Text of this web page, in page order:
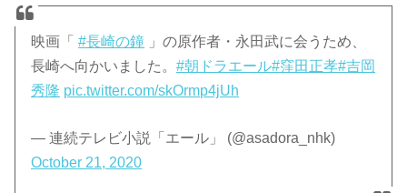
映画「#長崎の鐘 」の原作者・永田武に会うため、
長崎へ向かいました。#朝ドラエール#窪田正孝#吉岡
秀隆 pic.twitter.com/skOrmp4jUh
— 連続テレビ小説「エール」 (@asadora_nhk)
October 21, 2020